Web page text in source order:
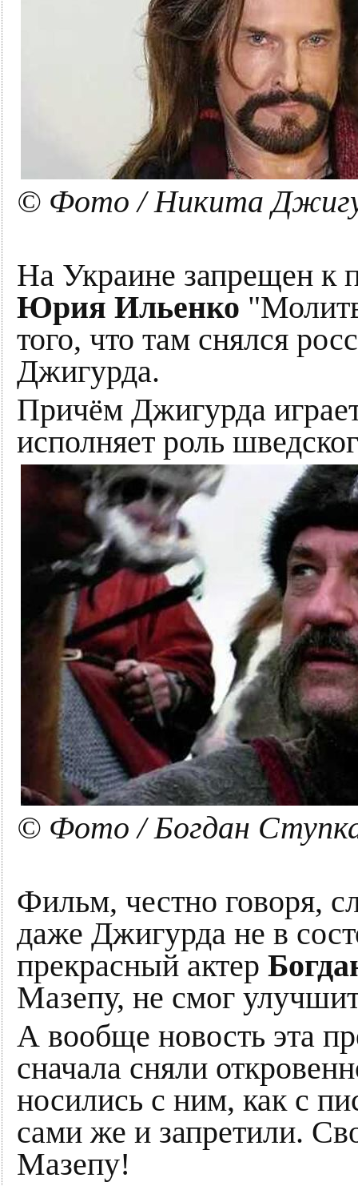
© Фото / Никита
На Украине запрещен к
Юрия Ильенко
того, что там снялся
Джигурда.
Причём Джигурда
исполняет роль
© Фото / Богдан
Фильм, честно говоря,
даже Джигурда не в
прекрасный актер
Мазепу, не смог
А вообще новость эта
сначала сняли
носились с ним, как с
сами же и запретили.
Мазепу!